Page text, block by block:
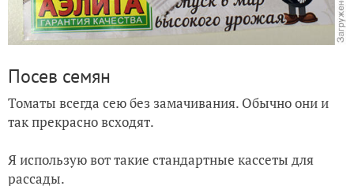
Посев семян
Томаты всегда сею без замачивания. Обычно они и
так прекрасно всходят.
Я использую вот такие стандартные кассеты для
рассады.